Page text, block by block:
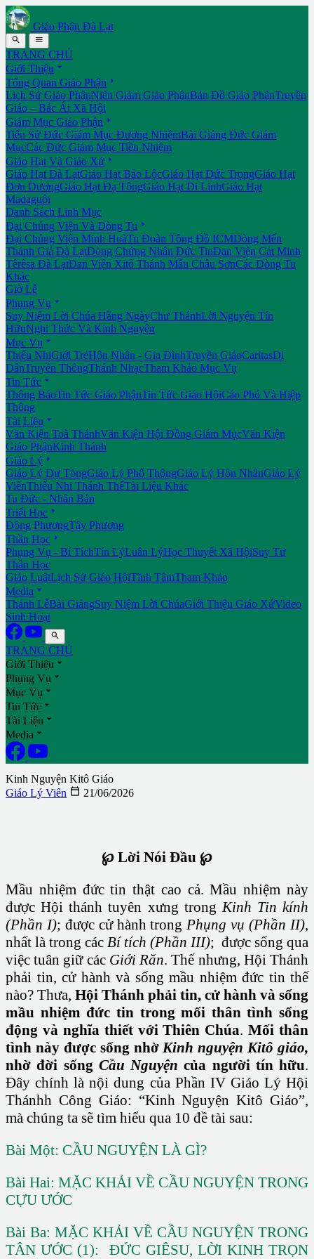
Giáo Phận Đà Lạt
 
TRANG CHỦ
Giới Thiệu 
Tổng Quan Giáo Phận 
Lịch Sử Giáo PhậnNiên Giám Giáo PhậnBản Đồ Giáo PhậnTruyền
Giáo – Bác Ái Xã Hội
Giám Mục Giáo Phận 
Tiểu Sử Đức Giám Mục Đương NhiệmBài Giảng Đức Giám
MụcCác Đức Giám Mục Tiền Nhiệm
Giáo Hạt Và Giáo Xứ 
Giáo Hạt Đà LạtGiáo Hạt Bảo LộcGiáo Hạt Đức TrọngGiáo Hạt
Đơn DươngGiáo Hạt Đạ TôngGiáo Hạt Di LinhGiáo Hạt
Madaguôi
Danh Sách Linh Mục
Đại Chủng Viện Và Dòng Tu 
Đại Chủng Viện Minh HoàTu Đoàn Tông Đồ ICMDòng Mến
Thánh Giá Đà LạtDòng Chứng Nhân Đức TinĐan Viện Cát Minh
Têrêsa Đà LạtĐan Viện Xitô Thánh Mẫu Châu SơnCác Dòng Tu
Khác
Giờ Lễ
Phụng Vụ 
Suy Niệm Lời Chúa Hằng NgàyChư ThánhLời Nguyện Tín
HữuNghi Thức Và Kinh Nguyện
Mục Vụ 
Thiếu NhiGiới TrẻHôn Nhân - Gia ĐìnhTruyền GiáoCaritasDi
DânTruyền ThôngThánh NhạcTham Khảo Mục Vụ
Tin Tức 
Thông BáoTin Tức Giáo PhậnTin Tức Giáo HộiCáo Phó Và Hiệp
Thông
Tài Liệu 
Văn Kiện Toà ThánhVăn Kiện Hội Đồng Giám MụcVăn Kiện
Giáo PhậnKinh Thánh
Giáo Lý 
Giáo Lý Dự TòngGiáo Lý Phổ ThôngGiáo Lý Hôn NhânGiáo Lý
ViênThiếu Nhi Thánh ThểTài Liệu Khác
Tu Đức - Nhân Bản
Triết Học 
Đông PhươngTây Phương
Thần Học 
Phụng Vụ - Bí TíchTín LýLuân LýHọc Thuyết Xã HộiSuy Tư
Thần Học
Giáo LuậtLịch Sử Giáo HộiTĩnh TâmTham Khảo
Media 
Thánh LễBài GiảngSuy Niệm Lời ChúaGiới Thiệu Giáo XứVideo
Sinh Hoạt

TRANG CHỦ
Giới Thiệu 
Phụng Vụ 
Mục Vụ 
Tin Tức 
Tài Liệu 
Media 
Kinh Nguyện Kitô Giáo
Giáo Lý Viên  21/06/2026
℘ Lời Nói Đầu ℘
Mầu nhiệm đức tin thật cao cả. Mầu nhiệm này
được Hội thánh tuyên xưng trong Kinh Tin kính
(Phần I); được cử hành trongPhụng vụ (Phần II),
nhất là trong các Bí tích (Phần III); được sống qua
việc tuân giữ các Giới Răn. Thế nhưng, Hội Thánh
phải tin, cử hành và sống mầu nhiệm đức tin thế
nào? Thưa, Hội Thánh phải tin, cử hành và sống
mầu nhiệm đức tin trong mối thân tình sống
động và nghĩa thiết với Thiên Chúa.Mối thân
tình này được sống nhờKinh nguyện Kitô giáo,
nhờ đời sống Cầu Nguyện của người tín hữu.
Đây chính là nội dung của Phần IV Giáo Lý Hội
Thánhh Công Giáo: “Kinh Nguyện Kitô Giáo”,
mà chúng ta sẽ tìm hiểu qua 10 đề tài sau:
Bài Một: CẦU NGUYỆN LÀ GÌ?
Bài Hai: MẶC KHẢI VỀ CẦU NGUYỆN TRONG
CỰU ƯỚC
Bài Ba: MẶC KHẢI VỀ CẦU NGUYỆN TRONG
TÂN ƯỚC (1): ĐỨC GIÊSU, LỜI KINH TRỌN